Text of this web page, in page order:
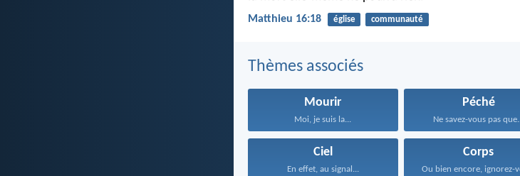
Matthieu 16:18 église communauté
Thèmes associés
Mourir
Moi, je suis la...
Péché
Ne savez-vous pas que...
Ciel
En effet, au signal...
Corps